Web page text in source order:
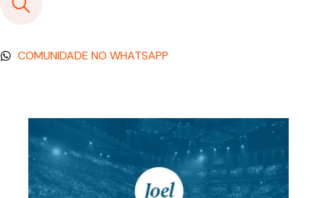
COMUNIDADE NO WHATSAPP